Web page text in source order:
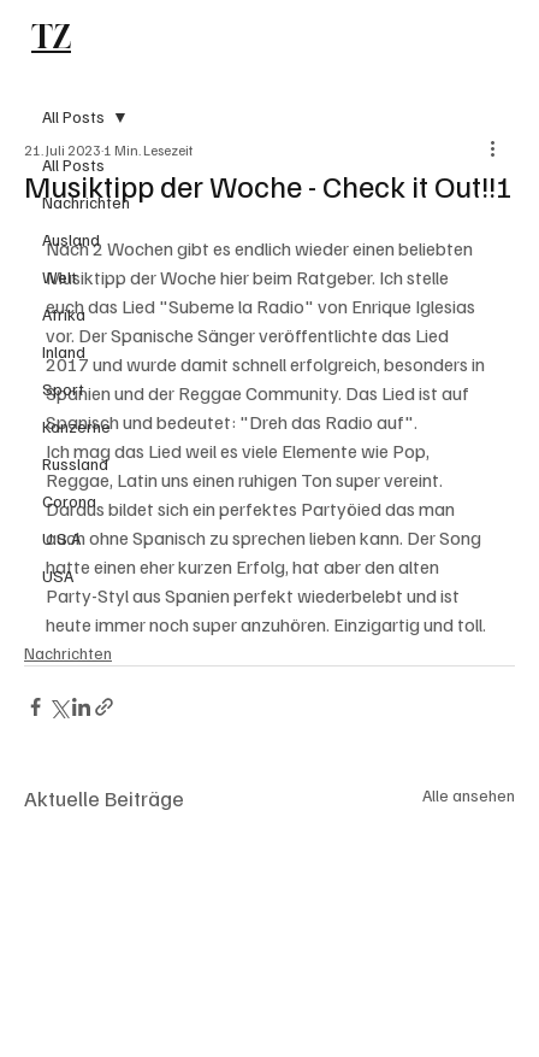
TZ
All Posts
Nachrichten
Ausland
Welt
Afrika
Inland
Sport
Konzerne
Russland
Corona
U.S.A
USA
All Posts
Musiktipp der Woche - Check it Out!!!
21. Juli 2023 1 Min. Lesezeit
Nach 2 Wochen gibt es endlich wieder einen beliebten
Musiktipp der Woche hier beim Ratgeber. Ich stelle
euch das Lied "Subeme la Radio" von Enrique Iglesias
vor. Der Spanische Sänger veröffentlichte das Lied
2017 und wurde damit schnell erfolgreich, besonders in
Spanien und der Reggae Community. Das Lied ist auf
Spanisch und bedeutet: "Dreh das Radio auf".
Ich mag das Lied weil es viele Elemente wie Pop,
Reggae, Latin uns einen ruhigen Ton super vereint.
Daraus bildet sich ein perfektes Partyöied das man
auch ohne Spanisch zu sprechen lieben kann. Der Song
hatte einen eher kurzen Erfolg, hat aber den alten
Party-Styl aus Spanien perfekt wiederbelebt und ist
heute immer noch super anzuhören. Einzigartig und toll.
Nachrichten
Aktuelle Beiträge Alle ansehen